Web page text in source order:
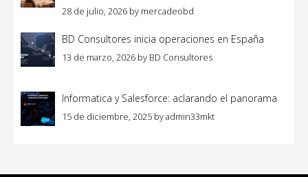
28 de julio, 2026 by mercadeobd
BD Consultores inicia operaciones en España
13 de marzo, 2026 by BD Consultores
Informatica y Salesforce: aclarando el panorama
15 de diciembre, 2025 byadmin33mkt